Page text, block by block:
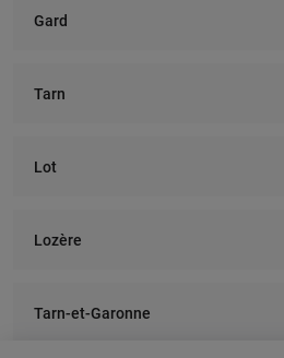
Gard
Tarn
Lot
Lozère
Tarn-et-Garonne